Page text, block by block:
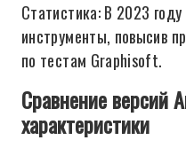
Статистика: В 2023
инструменты, повысив
по тестам Graphisoft.
Сравнение версий
характеристики